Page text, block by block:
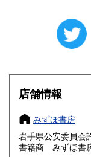
大阪府
奈良県
鳥取県
店舗情報
みずほ書房
岩手県公安委員会
書籍商 みずほ書